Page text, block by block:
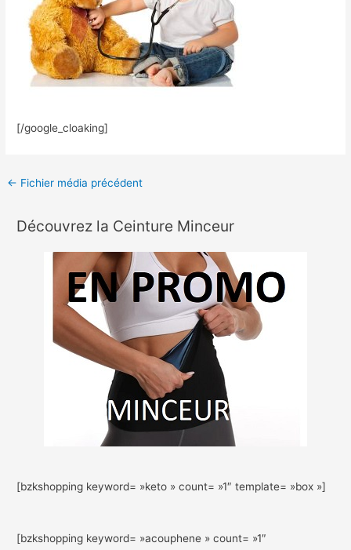
[/google_cloaking]
← Fichier média précédent
Découvrez la Ceinture Minceur
[bzkshopping keyword= »keto » count= »1″ template= »box »]
[bzkshopping keyword= »acouphene » count= »1″